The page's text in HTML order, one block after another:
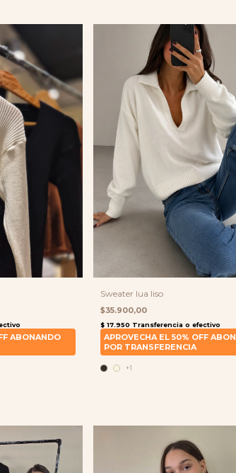
Sweater lua liso
$35.900,00
+1